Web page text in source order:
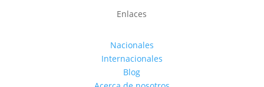
Enlaces
Nacionales
Internacionales
Blog